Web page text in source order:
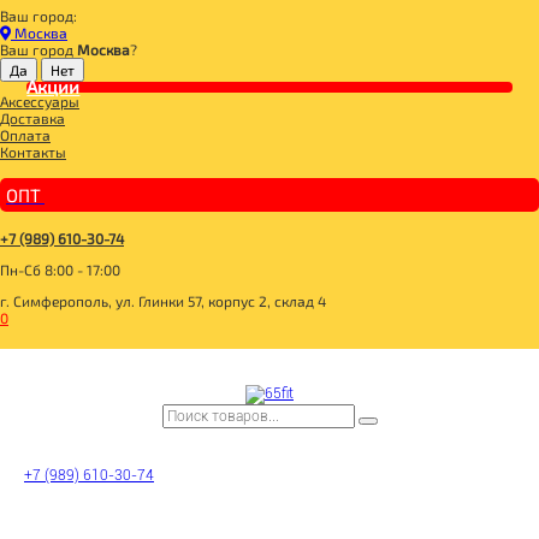
Ваш город:
Москва
Ваш город Москва?
Акции
Аксессуары
Доставка
Оплата
Контакты
ОПТ
+7 (989) 610-30-74
Пн-Сб 8:00 - 17:00
г. Симферополь, ул. Глинки 57, корпус 2, склад 4
0
+7 (989) 610-30-74
Главная
ДЛЯ ЗДОРОВОГО ПИТАНИЯ
СУПЕРФУДЫ
МАСЛА
Масло облепиховое 250мл, Dial-Export